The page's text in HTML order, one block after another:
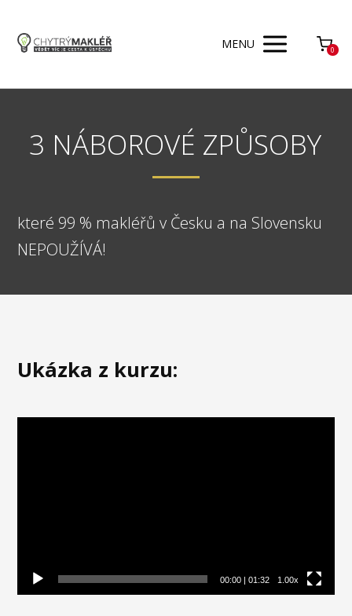
MENU 0
3 NÁBOROVÉ ZPŮSOBY
které 99 % makléřů v Česku a na Slovensku
NEPOUŽÍVÁ!
Ukázka z kurzu:
00:00| 01:32 1.00x